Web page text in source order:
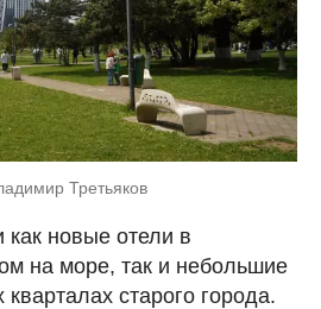
Третьяков
новые отели в
на море, так и небольшие
старого города.